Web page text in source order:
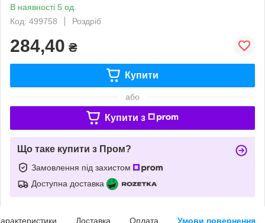
В наявності 5 од.
Код: 499758
Роздріб
284,40 ₴
Купити
або
Купити з
Що таке купити з Пром?
Замовлення під захистом
Доступна доставка
Доставка Оплата Умови повернення